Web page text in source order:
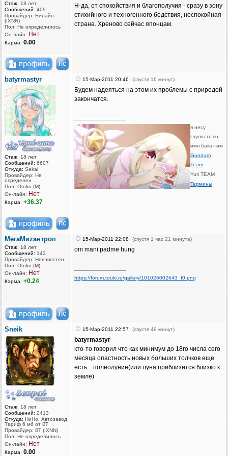
Стаж: 18 лет
Сообщений: 409
Провайдер: Билайн
(IXNN)
Пол: Не определилось
Он-лайн: Нет
Карма: 0.00
Н-да, от спокойствия и благополучия - сразу в зону
стихийного и техногенного бедствия, неспокойная
страна. Хреново сейчас японцам.
batyrmastyr
Стаж: 18 лет
Сообщений: 6607
Откуда: Sekai
Провайдер: Не
определен
Пол: Otoko (M)
Он-лайн: Нет
Карма: +36.37
15-Мар-2011 20:46 (спустя 16 минут)
Будем надеяться на этом их проблемы с природой
закончатся.
я несу
глупость во
имя бака-тим
Gundam
Team
Yuri TEAM
Термины
МегаМиzантроп
Стаж: 18 лет
Сообщений: 143
Провайдер: Неизвестен
Пол: Otoko (M)
Он-лайн: Нет
Карма: +0.24
15-Мар-2011 22:08 (спустя 1 час 21 минута)
om mani padme hung
https://forum.touki.ru/gallery/101026002643_f0.png
Sneik
Стаж: 18 лет
Сообщений: 2413
Откуда: НиНо, Автозавод.
Тариф 6 мб от ВТ
Провайдер: ВТ (IXNN)
Пол: Не определилось
Он-лайн: Нет
Карма: 0.00
15-Мар-2011 22:57 (спустя 49 минут)
batyrmastyr
кто-то говорил что как минимум до 18го числа сего
месяца опастность новых больших толчков еще
есть... полнолуние(или луна приблизится близко к
земле)